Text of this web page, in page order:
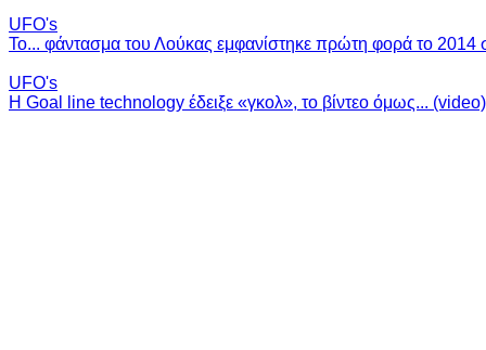
UFO's
Το... φάντασμα του Λούκας εμφανίστηκε πρώτη φορά το 2014
UFO's
H Goal line technology έδειξε «γκολ», το βίντεο όμως... (video)